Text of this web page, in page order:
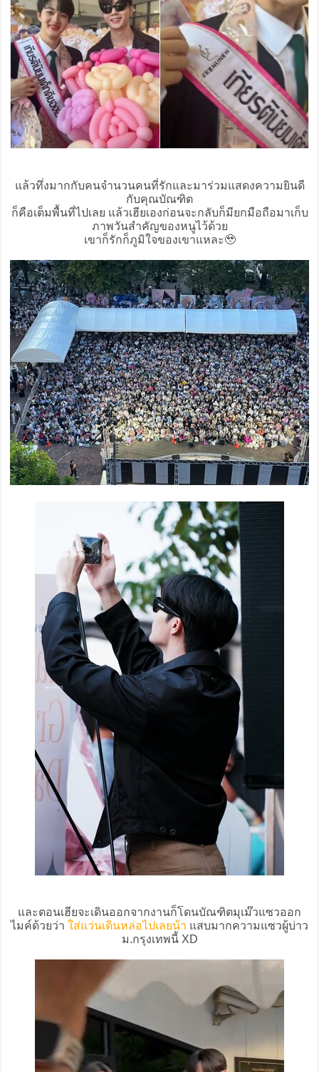
แล้วทึ่งมากกับคนจำนวนคนที่รักและมาร่วมแสดงความยินดี
กับคุณบัณฑิต
ก็คือเต็มพื้นที่ไปเลย แล้วเฮียเองก่อนจะกลับก็มียกมือถือมาเก็บ
ภาพวันสำคัญของหนูไว้ด้วย
เขาก็รักก็ภูมิใจของเขาแหละ🥹
และตอนเฮียจะเดินออกจากงานก็โดนบัณฑิตมุเม๊วแซวออก
ไมค์ด้วยว่า ใส่แว่นเดินหล่อไปเลยน้า แสบมากความแซวผู้บ่าว
ม.กรุงเทพนี้ XD